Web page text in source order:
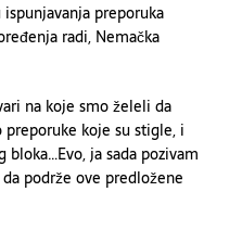
preporuka
radi, Nemačka
na koje smo želeli da
koje su stigle, i
ja sada pozivam
podrže ove predložene